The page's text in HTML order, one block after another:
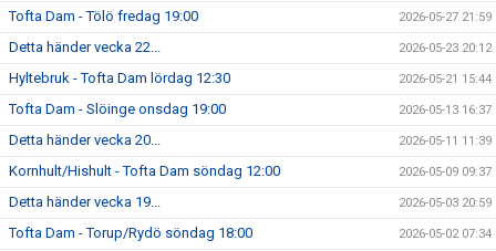
Tofta Dam - Tölö fredag 19:00 2026-05-27 21:59
Detta händer vecka 22... 2026-05-23 20:12
Hyltebruk - Tofta Dam lördag 12:30 2026-05-21 15:44
Tofta Dam - Slöinge onsdag 19:00 2026-05-13 16:37
Detta händer vecka 20... 2026-05-11 11:39
Kornhult/Hishult - Tofta Dam söndag 12:00 2026-05-09 09:37
Detta händer vecka 19... 2026-05-03 20:59
Tofta Dam - Torup/Rydö söndag 18:00 2026-05-02 07:34